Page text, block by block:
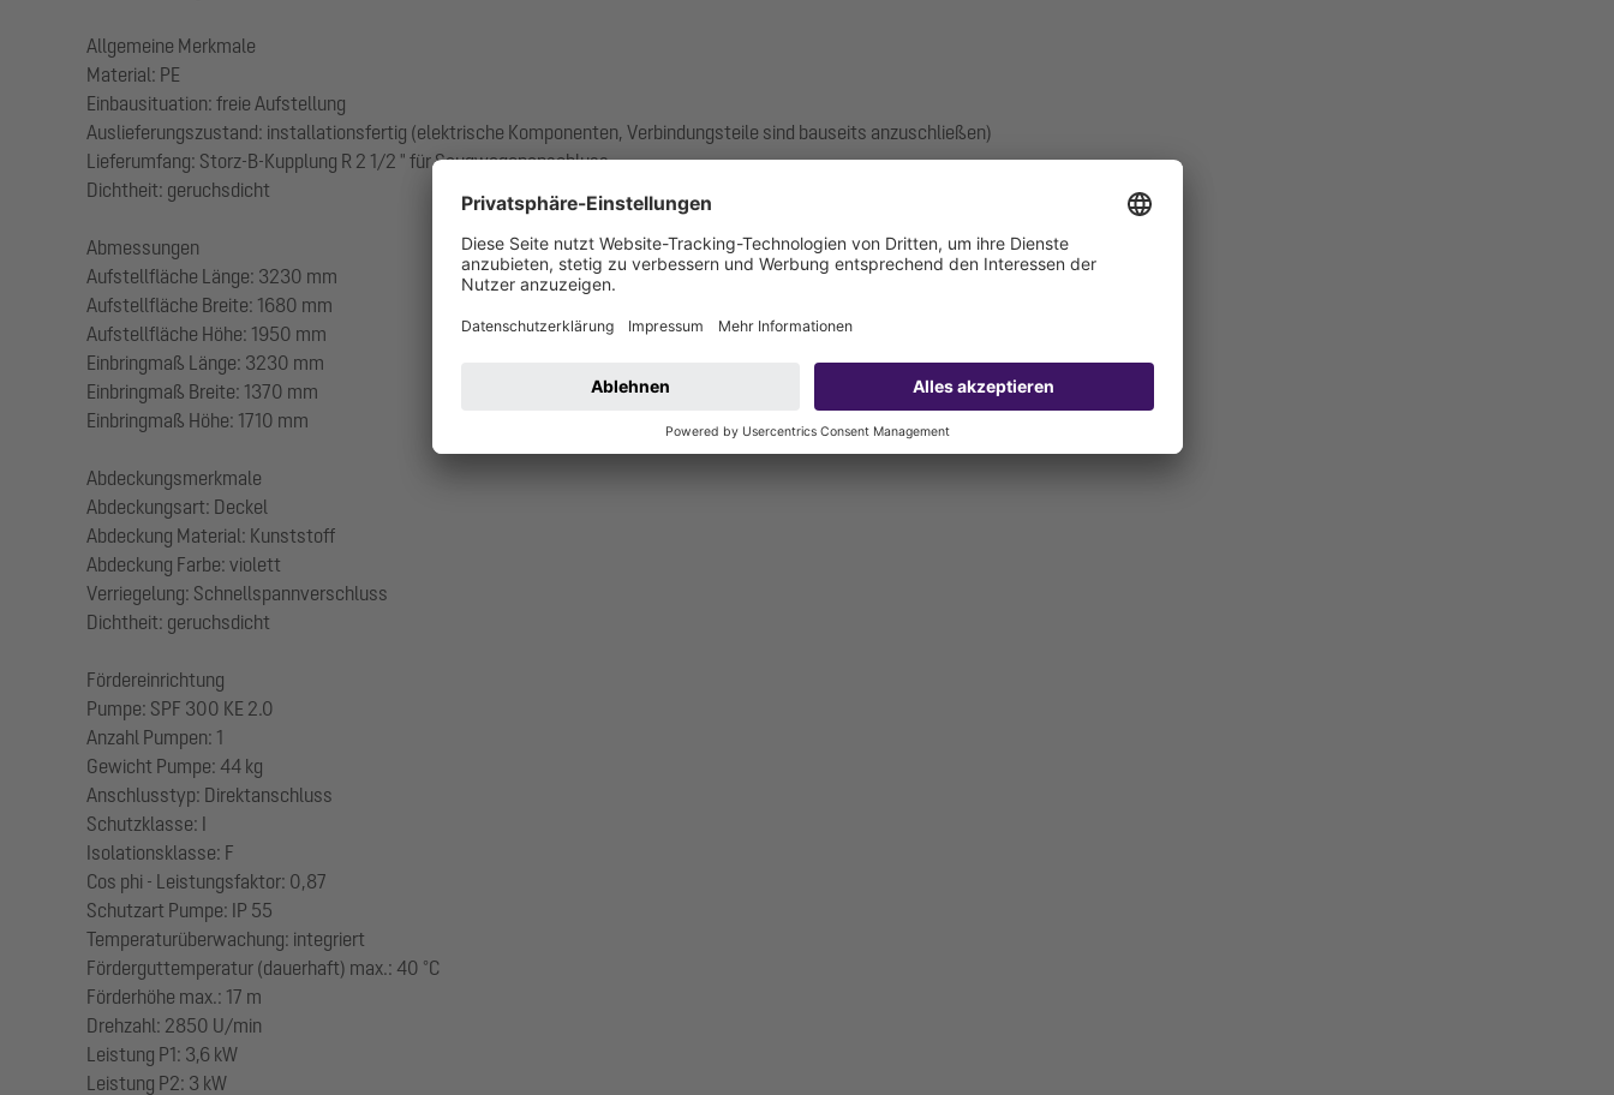
Allgemeine Merkmale
Material: PE
Einbausituation: freie Aufstellung
Auslieferungszustand: installationsfertig (elektrische Komponenten, Verbindungsteile sind bauseits anzuschließen)
Lieferumfang: Storz-B-Kupplung R 2 1/2 " für Saugwagenanschluss
Dichtheit: geruchsdicht
Abmessungen
Aufstellfläche Länge: 3230 mm
Aufstellfläche Breite: 1680 mm
Aufstellfläche Höhe: 1950 mm
Einbringmaß Länge: 3230 mm
Einbringmaß Breite: 1370 mm
Einbringmaß Höhe: 1710 mm
Abdeckungsmerkmale
Abdeckungsart: Deckel
Abdeckung Material: Kunststoff
Abdeckung Farbe: violett
Verriegelung: Schnellspannverschluss
Dichtheit: geruchsdicht
Fördereinrichtung
Pumpe: SPF 300 KE 2.0
Anzahl Pumpen: 1
Gewicht Pumpe: 44 kg
Anschlusstyp: Direktanschluss
Schutzklasse: I
Isolationsklasse: F
Cos phi - Leistungsfaktor: 0,87
Schutzart Pumpe: IP 55
Temperaturüberwachung: integriert
Förderguttemperatur (dauerhaft) max.: 40 °C
Förderhöhe max.: 17 m
Drehzahl: 2850 U/min
Leistung P1: 3,6 kW
Leistung P2: 3 kW